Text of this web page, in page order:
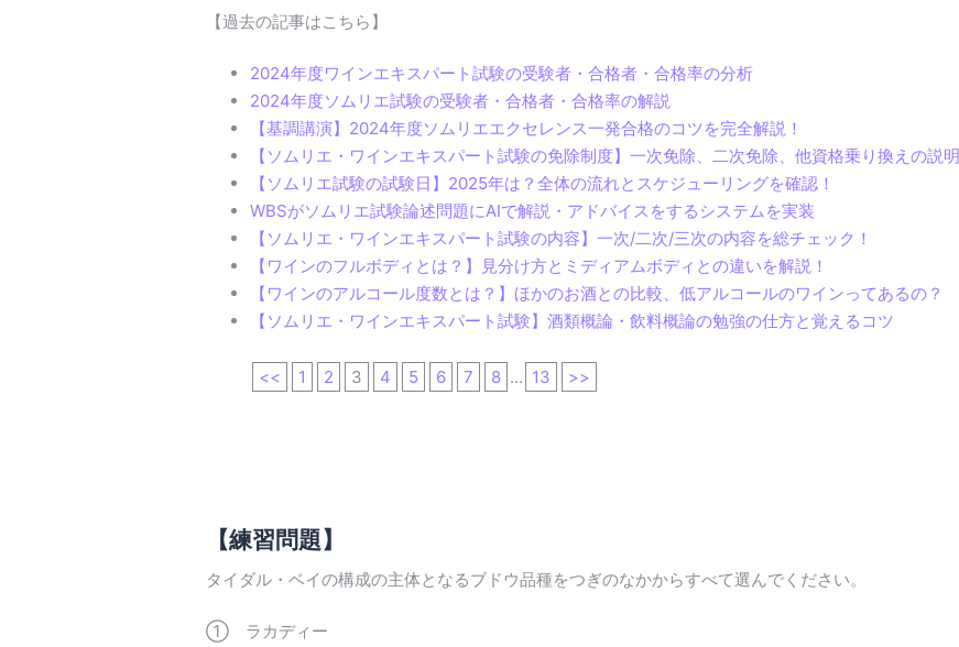
【過去の記事はこちら】
2024年度ワインエキスパート試験の受験者・合格者・合格率の分析
2024年度ソムリエ試験の受験者・合格者・合格率の解説
【基調講演】2024年度ソムリエエクセレンス一発合格のコツを完全解説！
【ソムリエ・ワインエキスパート試験の免除制度】一次免除、二次免除、他資格乗り換えの説明
【ソムリエ試験の試験日】2025年は？全体の流れとスケジューリングを確認！
WBSがソムリエ試験論述問題にAIで解説・アドバイスをするシステムを実装
【ソムリエ・ワインエキスパート試験の内容】一次/二次/三次の内容を総チェック！
【ワインのフルボディとは？】見分け方とミディアムボディとの違いを解説！
【ワインのアルコール度数とは？】ほかのお酒との比較、低アルコールのワインってあるの？
【ソムリエ・ワインエキスパート試験】酒類概論・飲料概論の勉強の仕方と覚えるコツ
<< 1 2 3 4 5 6 7 8 ... 13 >>
【練習問題】
タイダル・ベイの構成の主体となるブドウ品種をつぎのなかからすべて選んでください。
① ラカディー